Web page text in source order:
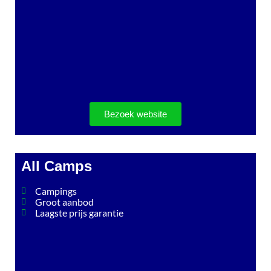
Bezoek website
All Camps
Campings
Groot aanbod
Laagste prijs garantie